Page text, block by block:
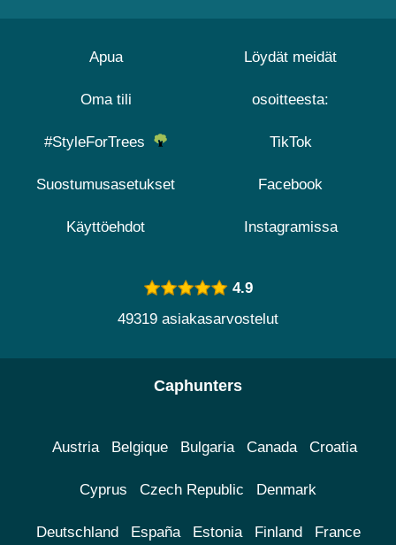
Apua
Oma tili
#StyleForTrees
Suostumusasetukset
Käyttöehdot
Löydät meidät
osoitteesta:
TikTok
Facebook
Instagramissa
4.9
49319 asiakasarvostelut
Caphunters
Austria Belgique Bulgaria Canada Croatia
Cyprus Czech Republic Denmark
Deutschland España Estonia Finland France